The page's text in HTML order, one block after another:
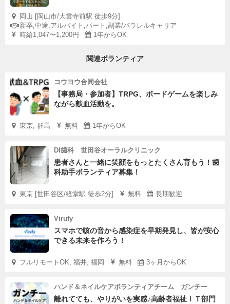
岡山 [岡山市/大雲寺前駅 徒歩9分]
新卒,中途,アルバイト,パート,副業/パラレルキャリア
時給1,047〜1,200円
1年からOK
関連ボランティア
コウヨウ合同会社
【事務局・参加者】TRPG、ボードゲームを楽しみ
ながら献血活動を。
東京, 群馬 無料 1年からOK
DI歯科 世田谷オーラルクリニック
患者さんと一緒に笑顔をもっとたくさん育もう！歯
科助手ボランティア募集！
東京 [世田谷区/経堂駅 徒歩2分] 無料 長期歓迎
Virufy
スマホで咳の音から感染症を早期発見し、皆が安心
できる未来を作ろう！
フルリモートOK, 福井, 福岡 無料 3ヶ月からOK
ハンド＆ネイルケアボランティアチーム ガンチー
離れてても、やりがいを実感♪高齢者福祉ＩＴ部門